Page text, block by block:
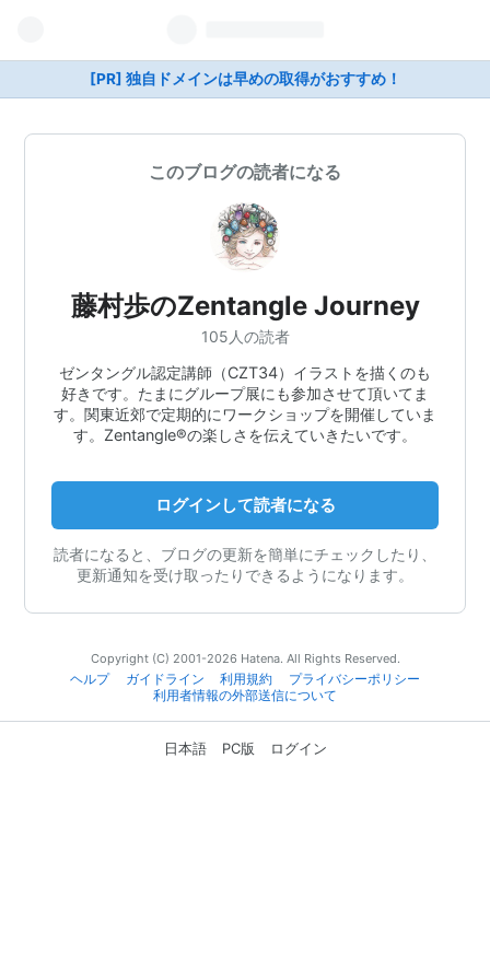
[PR] 独自ドメインは早めの取得がおすすめ！
このブログの読者になる
藤村歩のZentangle Journey
105人の読者
ゼンタングル認定講師（CZT34）イラストを描くのも
好きです。たまにグループ展にも参加させて頂いてま
す。関東近郊で定期的にワークショップを開催していま
す。Zentangle®︎の楽しさを伝えていきたいです。
ログインして読者になる
読者になると、ブログの更新を簡単にチェックしたり、
更新通知を受け取ったりできるようになります。
Copyright (C) 2001-2026 Hatena. All Rights Reserved.
ヘルプ
ガイドライン 利用規約
プライバシーポリシー
利用者情報の外部送信について
日本語 PC版 ログイン